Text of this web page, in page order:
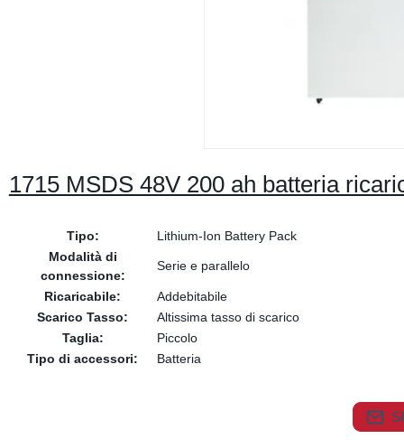
1715 MSDS 48V 200 ah batteria
Tipo:
Lithium-Ion Battery Pack
Modalità di
connessione:
Serie e parallelo
Ricaricabile:
Addebitabile
Scarico Tasso:
Altissima tasso di scarico
Taglia:
Piccolo
Tipo di accessori:
Batteria